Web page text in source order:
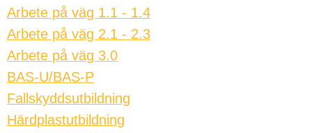
Arbete på väg 1.1 - 1.4
Arbete på väg 2.1 - 2.3
Arbete på väg 3.0
BAS-U/BAS-P
Fallskyddsutbildning
Härdplastutbildning